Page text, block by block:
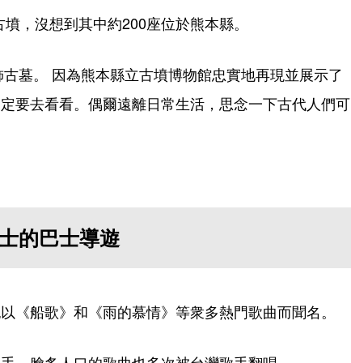
， 沒想到其中約200座位於熊本縣。
墓。 因為熊本縣立古墳博物館忠實地再現並展示了
要去看看。 偶爾遠離日常生活，思念一下古代人們可
的巴士導遊
《船歌》和《雨的慕情》等衆多熱門歌曲而聞名。